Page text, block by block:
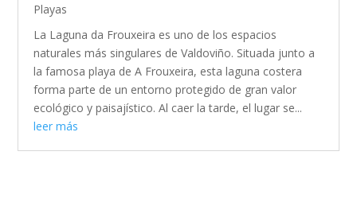
Playas
La Laguna da Frouxeira es uno de los espacios
naturales más singulares de Valdoviño. Situada junto a
la famosa playa de A Frouxeira, esta laguna costera
forma parte de un entorno protegido de gran valor
ecológico y paisajístico. Al caer la tarde, el lugar se...
leer más